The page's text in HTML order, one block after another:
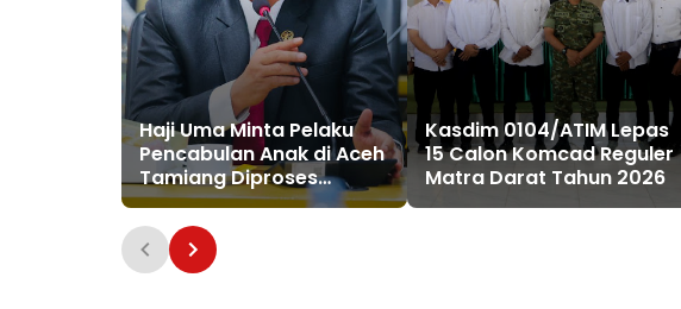
Haji Uma Minta Pelaku
Pencabulan Anak di Aceh
Tamiang Diproses
Secara Hukum, Sesuai UU
Nomor 12 Tahun 2022
Tentang TPKS
Kasdim 0104/ATIM Lepas
15 Calon Komcad Reguler
Matra Darat Tahun 2026